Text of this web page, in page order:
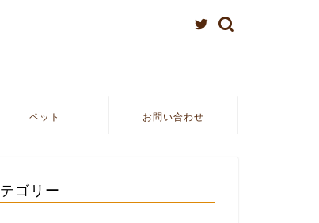
ペット お問い合わせ
カテゴリー